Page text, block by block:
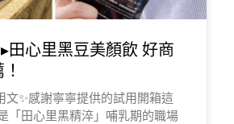
田心里黑豆美顏飲 好商
文✨感謝寧寧提供的試用開箱這
「田心里黑精淬」哺乳期的職場